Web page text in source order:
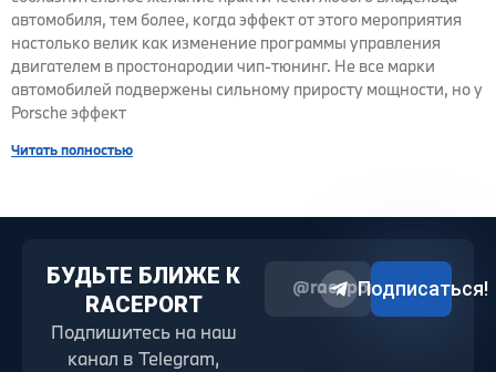
автомобиля, тем более, когда эффект от этого мероприятия
настолько велик как изменение программы управления
двигателем в простонародии чип-тюнинг. Не все марки
автомобилей подвержены сильному приросту мощности, но у
Porsche эффект
Читать полностью
БУДЬТЕ БЛИЖЕ К
RACEPORT
Подпишитесь на наш
канал в Telegram,
@raceport2022
Подписаться!